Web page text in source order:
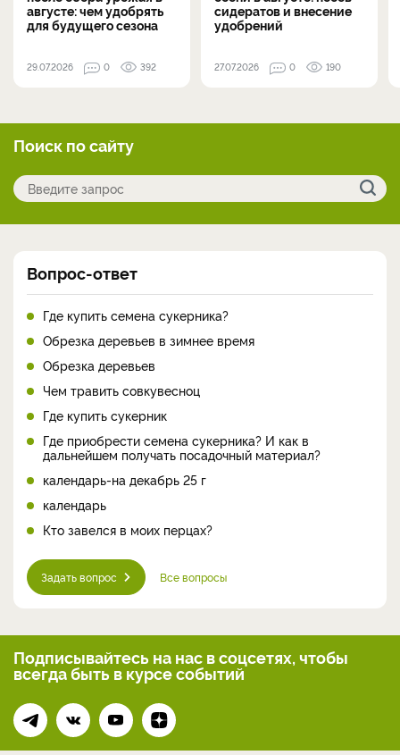
августе: чем удобрять
для будущего сезона
29.07.2026 0 392
сидератов и внесение
удобрений
27.07.2026 0 190
Поиск по сайту
Вопрос-ответ
Где купить семена сукерника?
Обрезка деревьев в зимнее время
Обрезка деревьев
Чем травить совкувесноц
Где купить сукерник
Где приобрести семена сукерника? И как в
дальнейшем получать посадочный материал?
календарь-на декабрь 25 г
календарь
Кто завелся в моих перцах?
Задать вопрос Все вопросы
Подписывайтесь на нас в соцсетях, чтобы
всегдабыть в курсе событий